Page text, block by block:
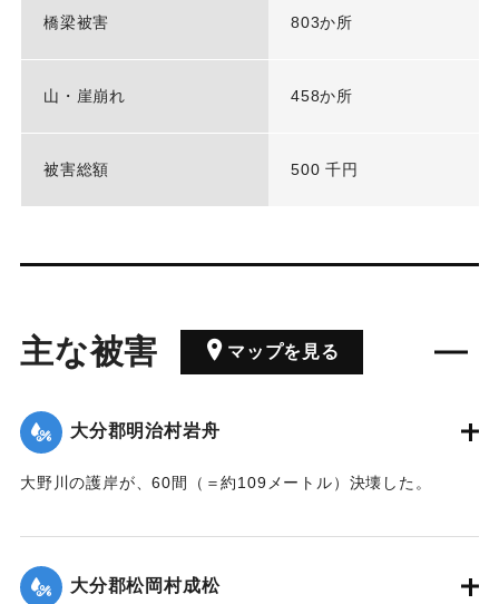
橋梁被害 803か所
山・崖崩れ 458か所
被害総額 500 千円
主な被害 マップを見る
大分郡明治村岩舟
大野川の護岸が、60間（＝約109メートル）決壊した。
｜固有コード:
大分郡松岡村成松